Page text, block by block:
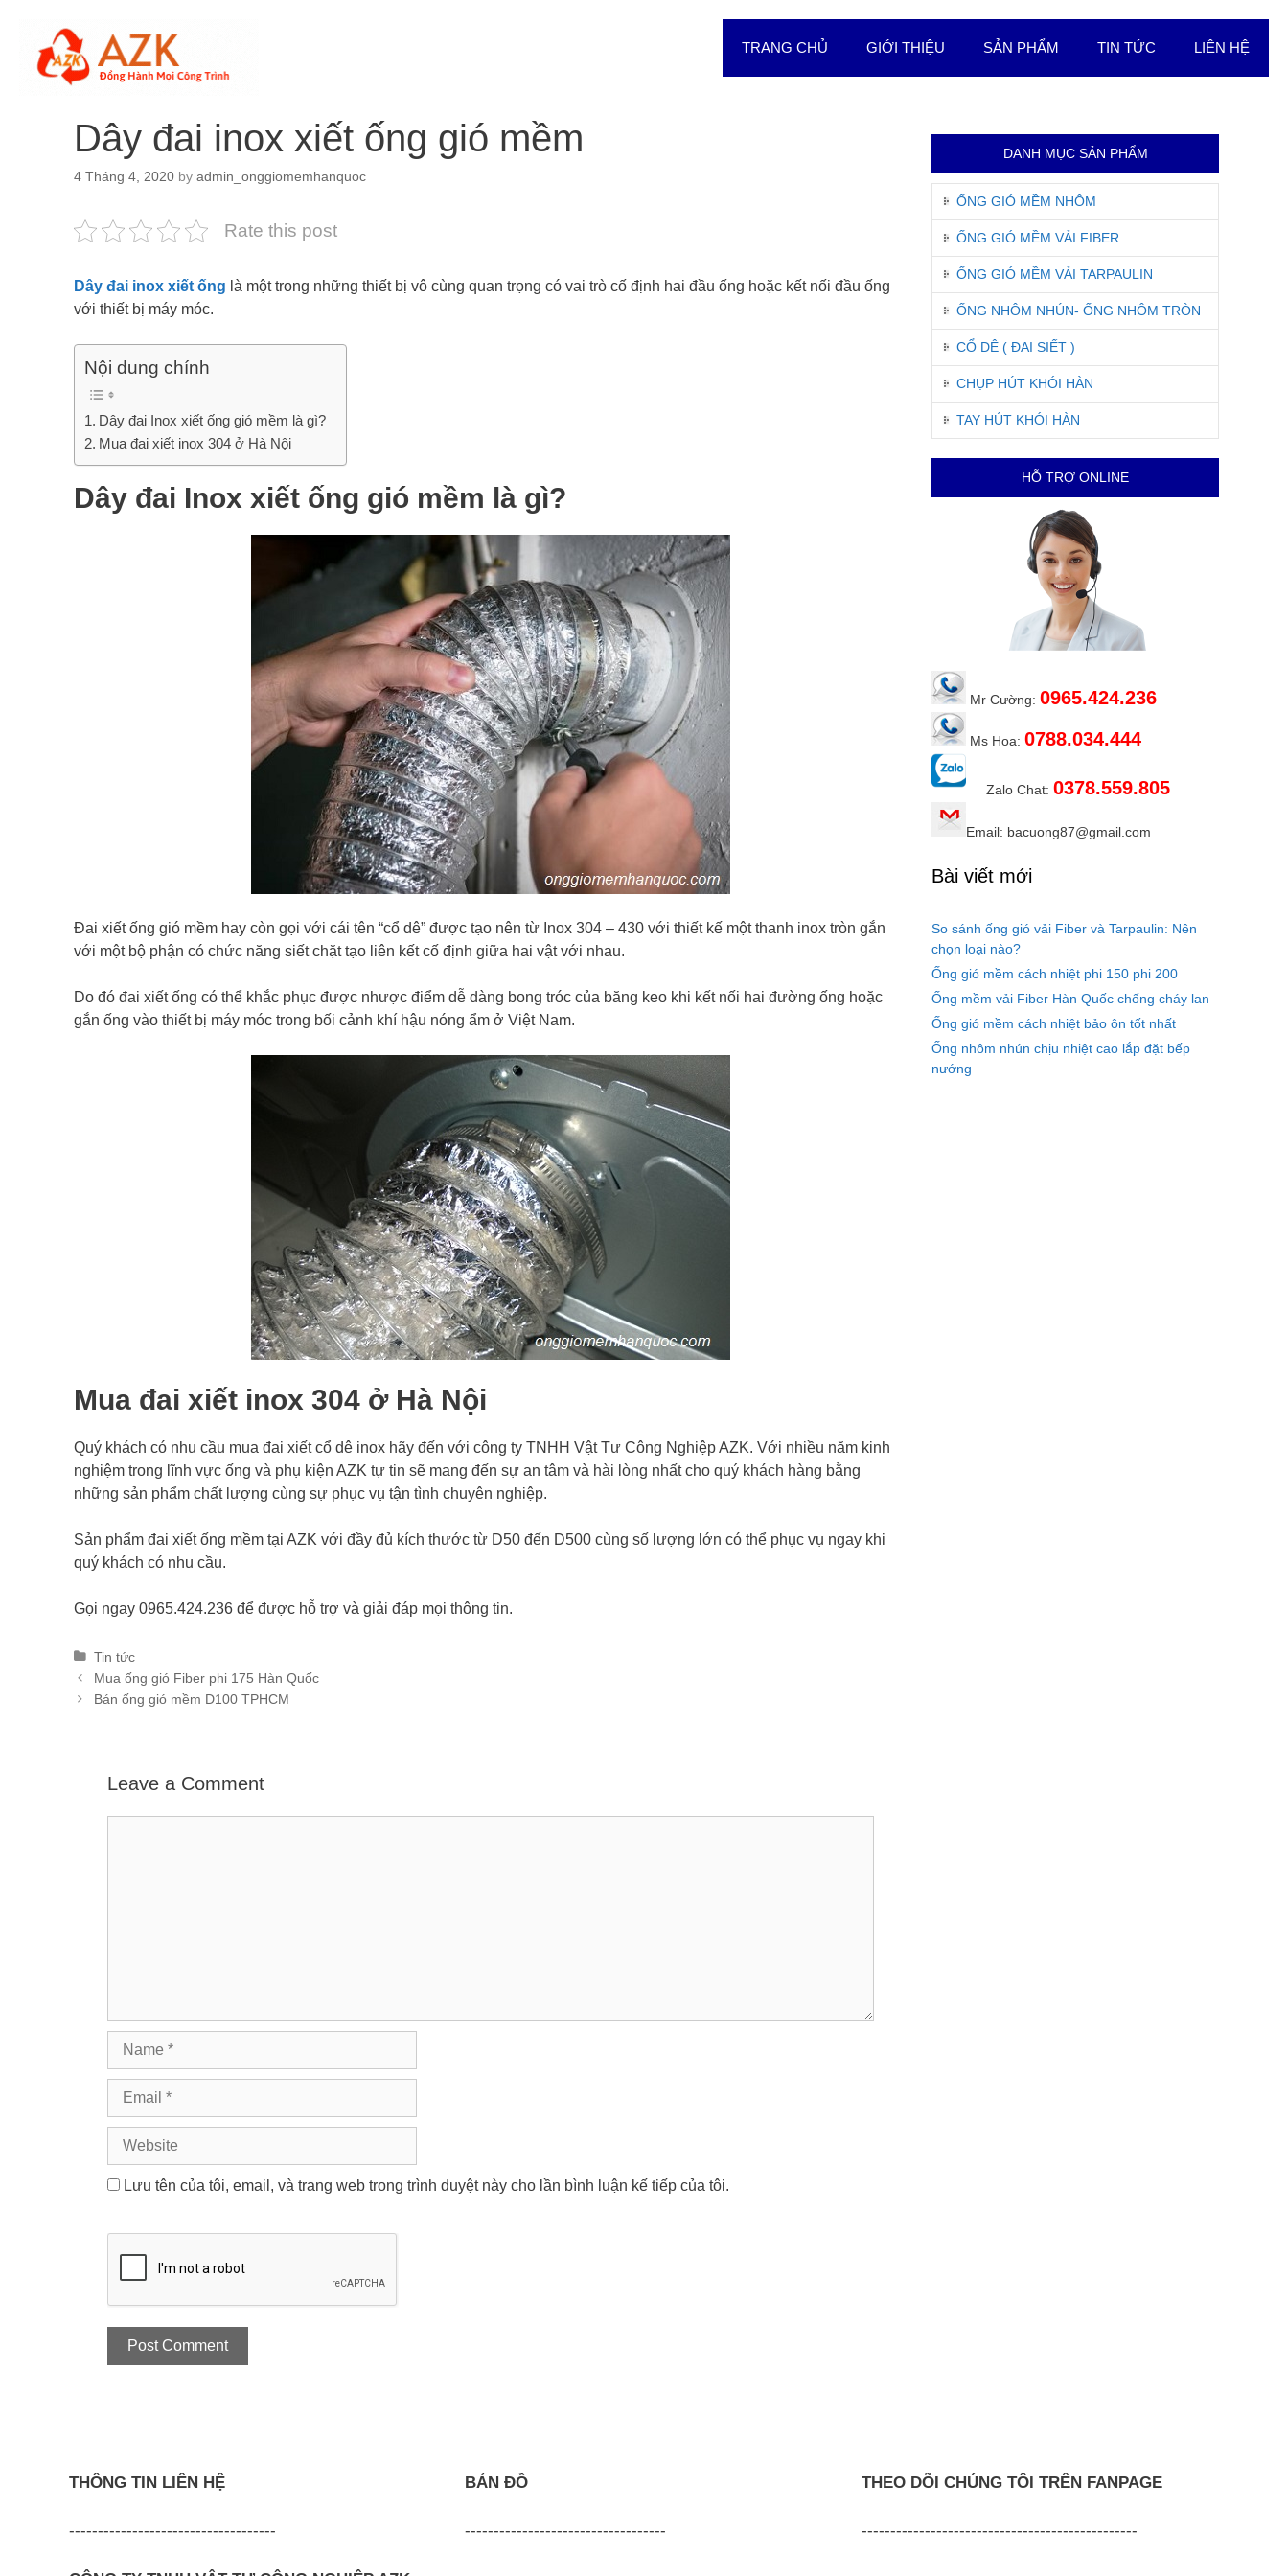
content
TRANG CHỦ GIỚI THIỆU SẢN PHẨM TIN TỨC LIÊN HỆ
Dây đai inox xiết ống gió mềm
4 Tháng 4, 2020 by admin_onggiomemhanquoc
Rate this post
Dây đai inox xiết ống là một trong những thiết bị vô cùng quan trọng có vai trò cố định hai đầu ống hoặc kết nối đầu ống
với thiết bị máy móc.
Nội dung chính
Dây đai Inox xiết ống gió mềm là gì?
Mua đai xiết inox 304 ở Hà Nội
Dây đai Inox xiết ống gió mềm là gì?
Đai xiết ống gió mềm hay còn gọi với cái tên “cổ dê” được tạo nên từ Inox 304 – 430 với thiết kế một thanh inox tròn gắn
với một bộ phận có chức năng siết chặt tạo liên kết cố định giữa hai vật với nhau.
Do đó đai xiết ống có thể khắc phục được nhược điểm dễ dàng bong tróc của băng keo khi kết nối hai đường ống hoặc
gắn ống vào thiết bị máy móc trong bối cảnh khí hậu nóng ẩm ở Việt Nam.
Mua đai xiết inox 304 ở Hà Nội
Quý khách có nhu cầu mua đai xiết cổ dê inox hãy đến với công ty TNHH Vật Tư Công Nghiệp AZK. Với nhiều năm kinh
nghiệm trong lĩnh vực ống và phụ kiện AZK tự tin sẽ mang đến sự an tâm và hài lòng nhất cho quý khách hàng bằng
những sản phẩm chất lượng cùng sự phục vụ tận tình chuyên nghiệp.
Sản phẩm đai xiết ống mềm tại AZK với đầy đủ kích thước từ D50 đến D500 cùng số lượng lớn có thể phục vụ ngay khi
quý khách có nhu cầu.
Gọi ngay 0965.424.236 để được hỗ trợ và giải đáp mọi thông tin.
Categories
Tin tức
Post
navigation
Mua ống gió Fiber phi 175 Hàn Quốc
Bán ống gió mềm D100 TPHCM
Leave a Comment
Name
Email
Website
Lưu tên của tôi, email, và trang web trong trình duyệt này cho lần bình luận kế tiếp của tôi.
DANH MỤC SẢN PHẨM
ỐNG GIÓ MỀM NHÔM
ỐNG GIÓ MỀM VẢI FIBER
ỐNG GIÓ MỀM VẢI TARPAULIN
ỐNG NHÔM NHÚN- ỐNG NHÔM TRÒN
CỔ DÊ ( ĐAI SIẾT )
CHỤP HÚT KHÓI HÀN
TAY HÚT KHÓI HÀN
HỖ TRỢ ONLINE
Mr Cường: 0965.424.236
Ms Hoa: 0788.034.444
Zalo Chat: 0378.559.805
Email: bacuong87@gmail.com
Bài viết mới
So sánh ống gió vải Fiber và Tarpaulin: Nên
chọn loại nào?
Ống gió mềm cách nhiệt phi 150 phi 200
Ống mềm vải Fiber Hàn Quốc chống cháy lan
Ống gió mềm cách nhiệt bảo ôn tốt nhất
Ống nhôm nhún chịu nhiệt cao lắp đặt bếp
nướng
THÔNG TIN LIÊN HỆ
------------------------------------
BẢN ĐỒ
-----------------------------------
THEO DÕI CHÚNG TÔI TRÊN FANPAGE
------------------------------------------------